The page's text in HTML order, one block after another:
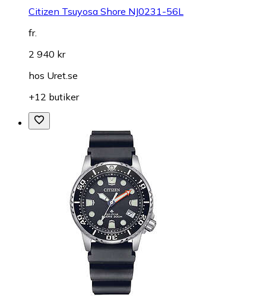
Citizen Tsuyosa Shore NJ0231-56L
fr.
2 940 kr
hos Uret.se
+12 butiker